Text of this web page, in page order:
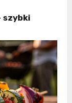
szybki